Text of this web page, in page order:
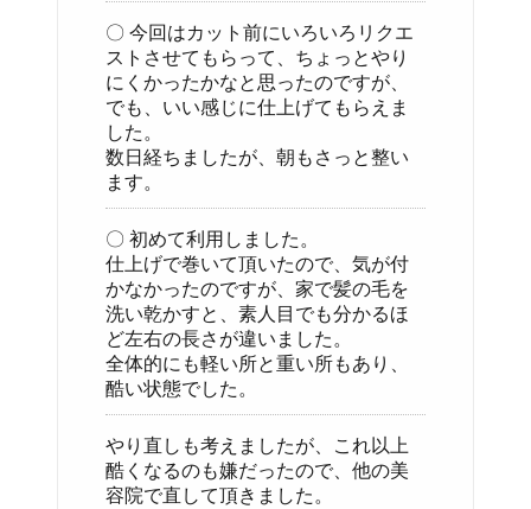
〇 今回はカット前にいろいろリクエ
ストさせてもらって、ちょっとやり
にくかったかなと思ったのですが、
でも、いい感じに仕上げてもらえま
した。
数日経ちましたが、朝もさっと整い
ます。
〇 初めて利用しました。
仕上げで巻いて頂いたので、気が付
かなかったのですが、家で髪の毛を
洗い乾かすと、素人目でも分かるほ
ど左右の長さが違いました。
全体的にも軽い所と重い所もあり、
酷い状態でした。
やり直しも考えましたが、これ以上
酷くなるのも嫌だったので、他の美
容院で直して頂きました。